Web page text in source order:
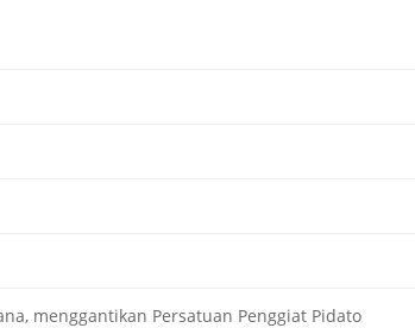
menggantikan Persatuan Penggiat Pidato